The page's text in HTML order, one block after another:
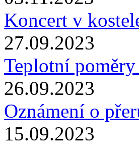
Koncert v
27.09.2023
Teplotní
26.09.2023
Oznámení o
15.09.2023